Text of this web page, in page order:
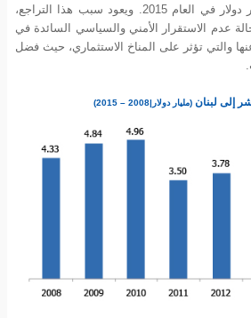
في المئة لتسجل 2,34 مليار دولار في العام 2015. ويعود سبب هذا التراجع،
عدم الاستقرار الأمني والسياسي السائدة في
عنها والتي تؤثر على المناخ الاستثماري، حيث فضل
إلى لبنان (مليار دولار|2008 – 2015)